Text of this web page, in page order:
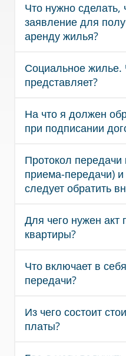
Что нужно сделать,
заявление для
аренду жилья?
Социальное жилье.
представляет?
На что я должен
при подписании
Протокол передачи
приема-передачи)
следует обратить
Для чего нужен акт
квартиры?
Что включает в
передачи?
Из чего состоит
платы?